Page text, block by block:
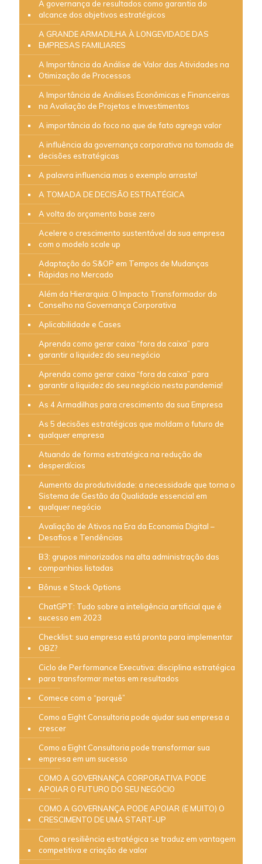
A governança de resultados como garantia do
alcance dos objetivos estratégicos
A GRANDE ARMADILHA À LONGEVIDADE DAS
EMPRESAS FAMILIARES
A Importância da Análise de Valor das Atividades na
Otimização de Processos
A Importância de Análises Econômicas e Financeiras
na Avaliação de Projetos e Investimentos
A importância do foco no que de fato agrega valor
A influência da governança corporativa na tomada de
decisões estratégicas
A palavra influencia mas o exemplo arrasta!
A TOMADA DE DECISÃO ESTRATÉGICA
A volta do orçamento base zero
Acelere o crescimento sustentável da sua empresa
com o modelo scale up
Adaptação do S&OP em Tempos de Mudanças
Rápidas no Mercado
Além da Hierarquia: O Impacto Transformador do
Conselho na Governança Corporativa
Aplicabilidade e Cases
Aprenda como gerar caixa “fora da caixa” para
garantir a liquidez do seu negócio
Aprenda como gerar caixa “fora da caixa” para
garantir a liquidez do seu negócio nesta pandemia!
As 4 Armadilhas para crescimento da sua Empresa
As 5 decisões estratégicas que moldam o futuro de
qualquer empresa
Atuando de forma estratégica na redução de
desperdícios
Aumento da produtividade: a necessidade que torna o
Sistema de Gestão da Qualidade essencial em
qualquer negócio
Avaliação de Ativos na Era da Economia Digital –
Desafios e Tendências
B3: grupos minorizados na alta administração das
companhias listadas
Bônus e Stock Options
ChatGPT: Tudo sobre a inteligência artificial que é
sucesso em 2023
Checklist: sua empresa está pronta para implementar
OBZ?
Ciclo de Performance Executiva: disciplina estratégica
para transformar metas em resultados
Comece com o “porquê”
Como a Eight Consultoria pode ajudar sua empresa a
crescer
Como a Eight Consultoria pode transformar sua
empresa em um sucesso
COMO A GOVERNANÇA CORPORATIVA PODE
APOIAR O FUTURO DO SEU NEGÓCIO
COMO A GOVERNANÇA PODE APOIAR (E MUITO) O
CRESCIMENTO DE UMA START-UP
Como a resiliência estratégica se traduz em vantagem
competitiva e criação de valor